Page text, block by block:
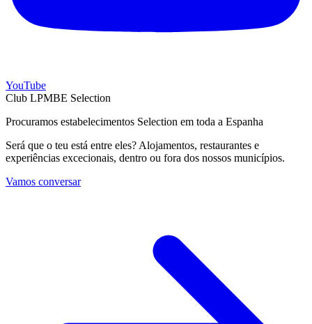
YouTube
Club LPMBE Selection
Procuramos estabelecimentos Selection em toda a Espanha
Será que o teu está entre eles? Alojamentos, restaurantes e
experiências excecionais, dentro ou fora dos nossos municípios.
Vamos conversar